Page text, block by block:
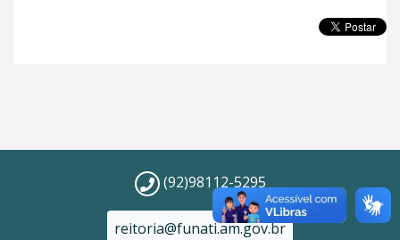
(92)98112-5295
reitoria@funati.am.gov.br